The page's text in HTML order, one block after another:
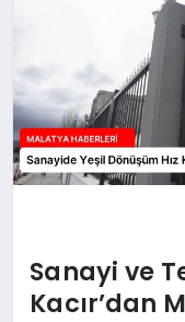
SPOR
TEKNOLOJI
Sanayi ve
Kacır’dan